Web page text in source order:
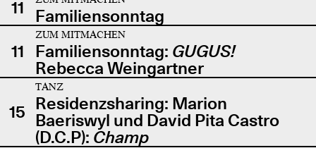
11
Familiensonntag
11
ZUM MITMACHEN
Familiensonntag: GUGUS!
Rebecca Weingartner
15
TANZ
Residenzsharing: Marion
Baeriswyl und David Pita Castro
(D.C.P): Champ